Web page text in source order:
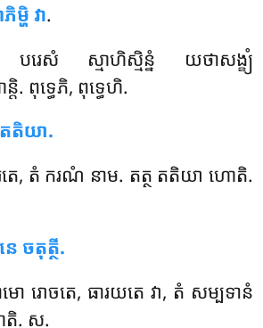
ម្ហិ វា.
បរេសំ ស្មាហិស្មិន្នំ យថាសង្ខ្យំ
ន្តិ. ពុទ្ធេភិ, ពុទ្ធេហិ.
តិយា.
តេ, តំ ករណំ នាម. តត្ថ តតិយា ហោតិ.
េ ចតុត្ថី.
ោ រោចតេ, ធារយតេ វា, តំ សម្បទានំ
តិ. ស.